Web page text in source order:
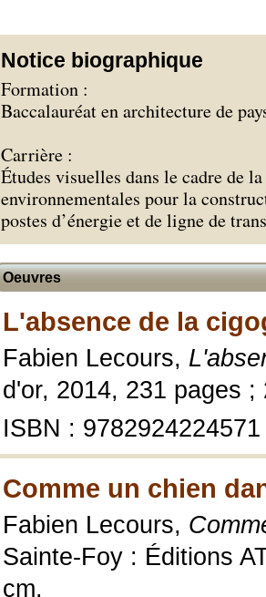
Notice biographique
Formation :
Baccalauréat en architecture de
Carrière :
Études visuelles dans le cadre de
environnementales pour la
postes d’énergie et de ligne de
Oeuvres
L'absence de la
Fabien Lecours,
d'or, 2014, 231 pages ;
ISBN : 9782924224571
Comme un chien
Fabien Lecours,
Sainte-Foy : Éditions
cm.